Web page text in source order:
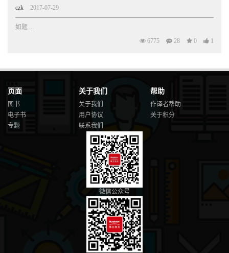
czk 2017-07-29
如题 ...
6775
28 0 1
页面
图书
电子书
专题
关于我们
关于我们
用户协议
联系我们
帮助
作译者帮助
关于积分
微信公众号